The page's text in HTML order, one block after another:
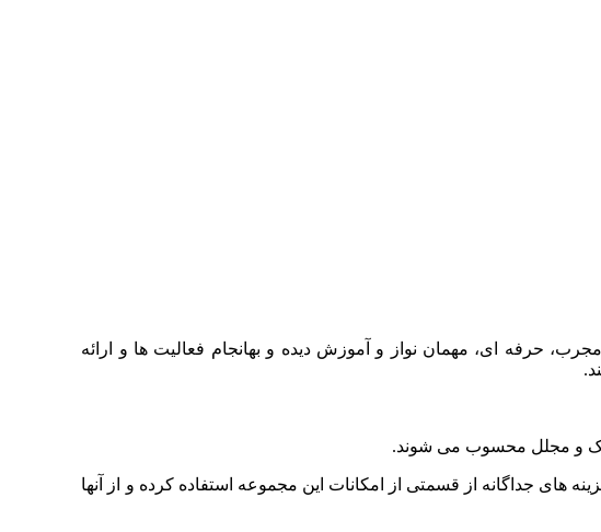
مجرب، حرفه ای، مهمان نواز و آموزش دیده و بهانجام فعالیت ها و ارائه
شیک و مجلل محسوب می شوند.
های جداگانه از قسمتی از امکانات این مجموعه استفاده کرده و از آنها